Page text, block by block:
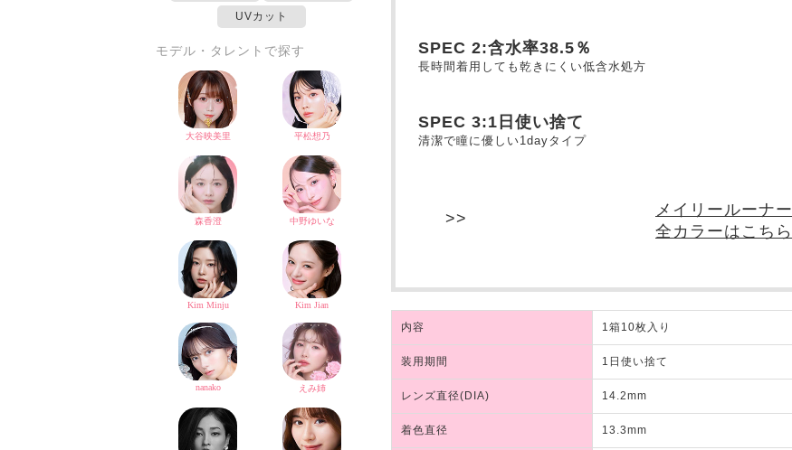
UVカット
モデル・タレントで探す SPEC 2:含水率38.5％
長時間着用しても乾きにくい低含水処方
SPEC 3:1日使い捨て
清潔で瞳に優しい1dayタイプ
メイリールーナー
全カラーはこちら
内容 1箱10枚入り
装用期間 1日使い捨て
レンズ直径(DIA) 14.2mm
着色直径 13.3mm